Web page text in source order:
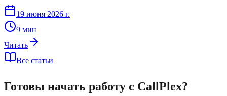
19 июня 2026 г.
9 мин
Читать
Все статьи
Готовы начать работу с CallPlex?